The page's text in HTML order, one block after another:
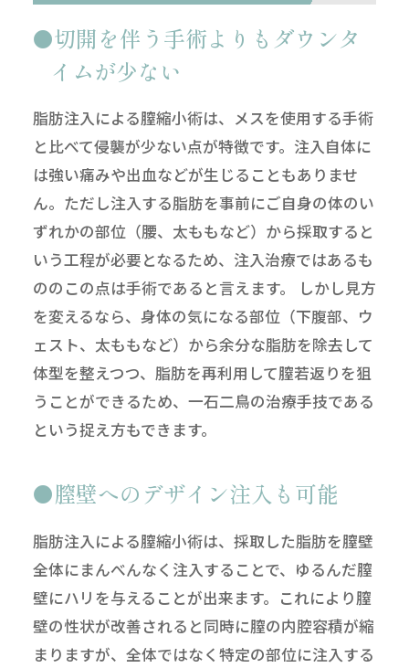
切開を伴う手術よりもダウンタ
イムが少ない
脂肪注入による膣縮小術は、メスを使用する手術
と比べて侵襲が少ない点が特徴です。注入自体に
は強い痛みや出血などが生じることもありませ
ん。ただし注入する脂肪を事前にご自身の体のい
ずれかの部位（腰、太ももなど）から採取すると
いう工程が必要となるため、注入治療ではあるも
ののこの点は手術であると言えます。 しかし見方
を変えるなら、身体の気になる部位（下腹部、ウ
ェスト、太ももなど）から余分な脂肪を除去して
体型を整えつつ、脂肪を再利用して膣若返りを狙
うことができるため、一石二鳥の治療手技である
という捉え方もできます。
膣壁へのデザイン注入も可能
脂肪注入による膣縮小術は、採取した脂肪を膣壁
全体にまんべんなく注入することで、ゆるんだ膣
壁にハリを与えることが出来ます。これにより膣
壁の性状が改善されると同時に膣の内腔容積が縮
まりますが、全体ではなく特定の部位に注入する